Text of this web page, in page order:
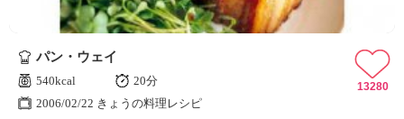
パン・ウェイ
540kcal
20分
2006/02/22 きょうの料理レシピ
13280